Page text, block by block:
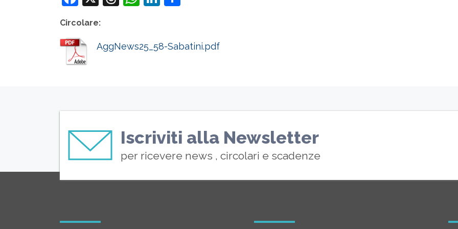
Circolare:
AggNews25_58-Sabatini.pdf
Iscriviti alla Newsletter
per ricevere news , circolari e scadenze